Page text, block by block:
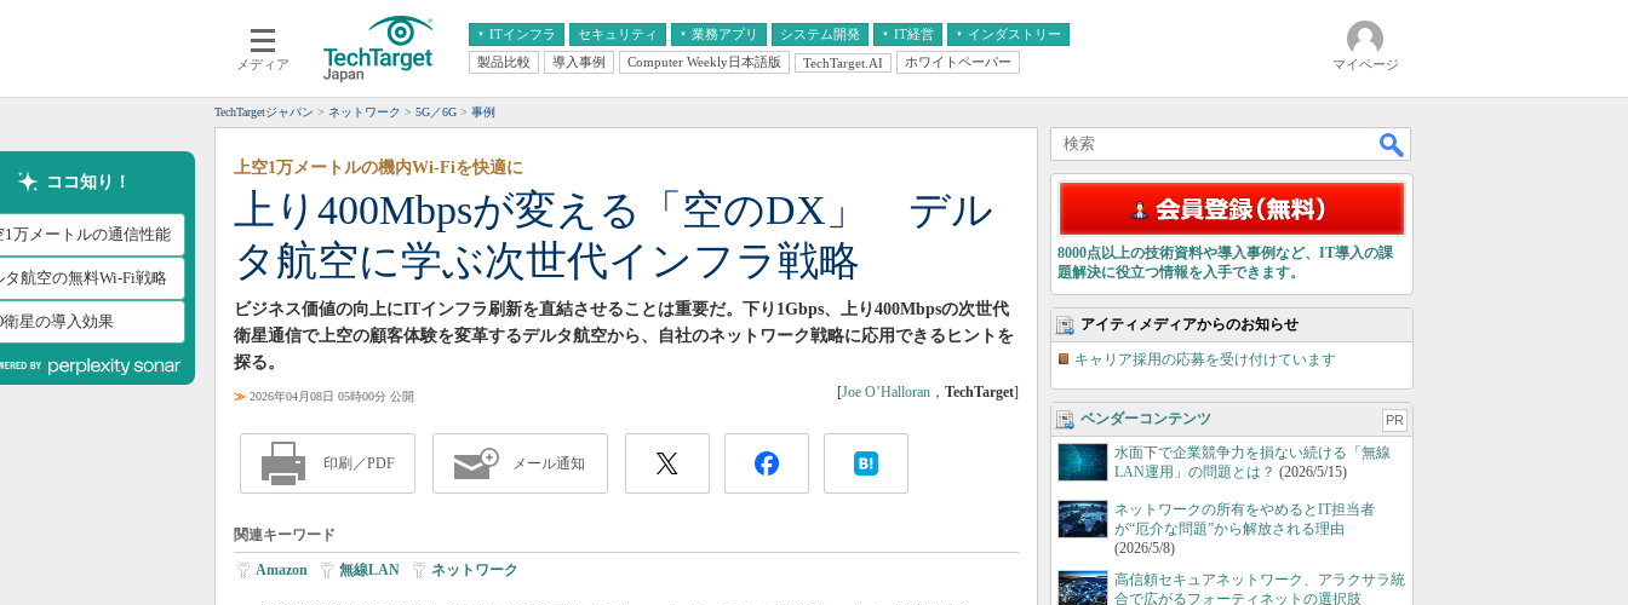
メディア
ITインフラ
クラウド
スマートモバイル
ネットワーク
システム運用管理
セキュリティ 業務アプリ
エンタープライズAI
ERP
CX
情報系システム
システム開発 IT経営
経営とIT
インダストリー
医療IT
製品比較 導入事例 Computer Weekly日本語版 TechTarget.AI ホワイトペーパー マイページ
TechTargetジャパン ネットワーク 5G／6G 事例
ココ知り！
1万メートルの通信性能
タ航空の無料Wi-Fi戦略
衛星の導入効果
上り400Mbpsが変える「空のDX」 デル
タ航空に学ぶ次世代インフラ戦略
上空1万メートルの機内Wi-Fiを快適に
ビジネス価値の向上にITインフラ刷新を直結させることは重要だ。下り1Gbps、上り400Mbpsの次世代
衛星通信で上空の顧客体験を変革するデルタ航空から、自社のネットワーク戦略に応用できるヒントを
探る。
≫ 2026年04月08日 05時00分 公開 [Joe O’Halloran ， TechTarget]
印刷／PDF メール通知
関連キーワード
Amazon 無線LAN ネットワーク
8000点以上の技術資料や導入事例など、IT導入の課
題解決に役立つ情報を入手できます。
アイティメディアからのお知らせ
キャリア採用の応募を受け付けています
ベンダーコンテンツ PR
水面下で企業競争力を損ない続ける「無線
LAN運用」の問題とは？ (2026/5/15)
ネットワークの所有をやめるとIT担当者
が“厄介な問題”から解放される理由
(2026/5/8)
高信頼セキュアネットワーク、アラクサラ統
合で広がるフォーティネットの選択肢